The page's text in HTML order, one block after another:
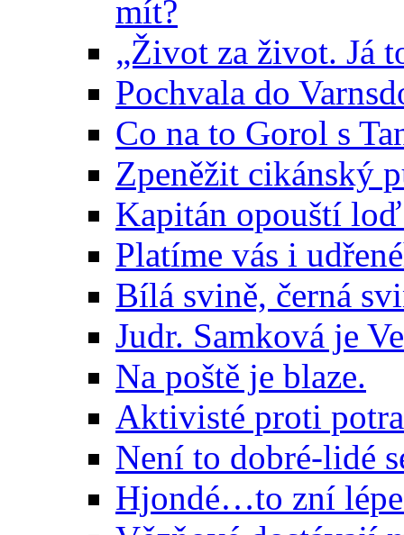
mít?
„Život za život. Já
Pochvala do
Co na to Gorol s
Zpeněžit cikánský
Kapitán opouští
Platíme vás i
Bílá svině, černá
Judr. Samková je
Na poště je blaze.
Aktivisté proti
Není to dobré-lidé
Hjondé…to zní